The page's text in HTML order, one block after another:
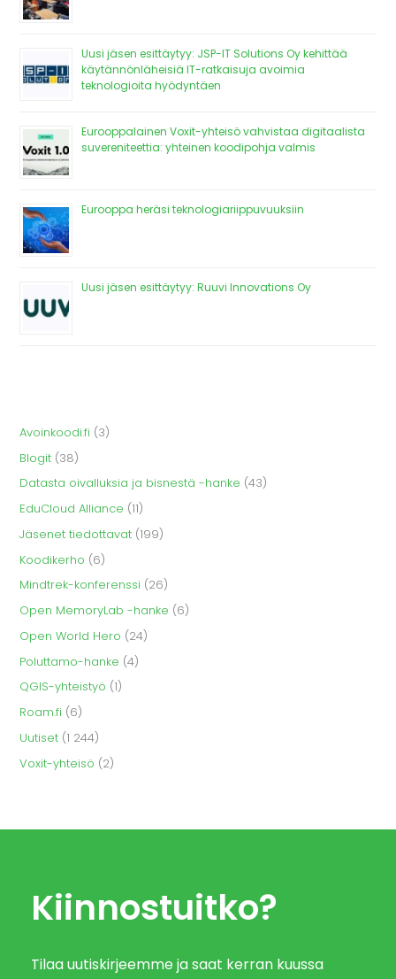
Uusi jäsen esittäytyy: JSP-IT Solutions Oy kehittää
käytännönläheisiä IT-ratkaisuja avoimia
teknologioita hyödyntäen
Eurooppalainen Voxit-yhteisö vahvistaa digitaalista
suvereniteettia: yhteinen koodipohja valmis
Eurooppa heräsi teknologiariippuvuuksiin
Uusi jäsen esittäytyy: Ruuvi Innovations Oy
Avoinkoodi.fi (3)
Blogit (38)
Datasta oivalluksia ja bisnestä -hanke (43)
EduCloud Alliance (11)
Jäsenet tiedottavat (199)
Koodikerho (6)
Mindtrek-konferenssi (26)
Open MemoryLab -hanke (6)
Open World Hero (24)
Poluttamo-hanke (4)
QGIS-yhteistyö (1)
Roam.fi (6)
Uutiset (1 244)
Voxit-yhteisö (2)
Kiinnostuitko?
Tilaa uutiskirjeemme ja saat kerran kuussa